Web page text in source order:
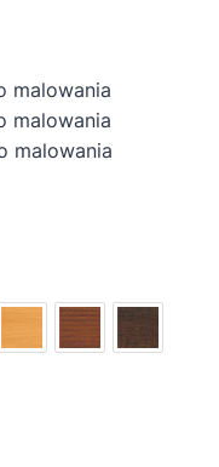
malowania